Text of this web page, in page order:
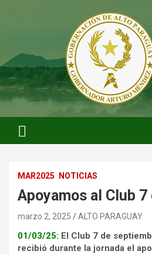
ARTURO MENDEZ GOBERNADOR 2023
MAR2025 NOTICIAS
Apoyamos al Club
marzo 2, 2025 ALTO PARAGUAY
01/03/25: El Club 7 de
recibió durante la jornada el